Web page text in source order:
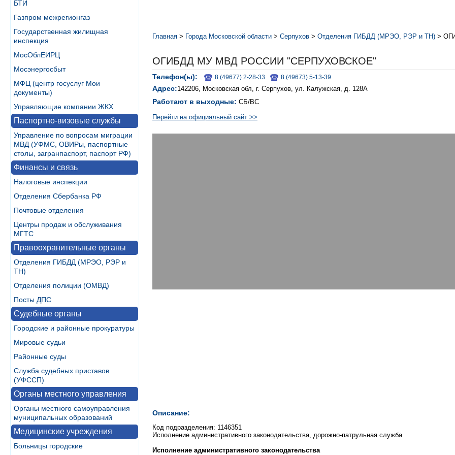
БТИ
Газпром межрегионгаз
Государственная жилищная
инспекция
МосОблЕИРЦ
Мосэнергосбыт
МФЦ (центр госуслуг Мои
документы)
Управляющие компании ЖКХ
Паспортно-визовые службы
Управление по вопросам миграции
МВД (УФМС, ОВИРы, паспортные
столы, загранпаспорт, паспорт РФ)
Финансы и связь
Налоговые инспекции
Отделения Сбербанка РФ
Почтовые отделения
Центры продаж и обслуживания
МГТС
Правоохранительные органы
Отделения ГИБДД (МРЭО, РЭР и
ТН)
Отделения полиции (ОМВД)
Посты ДПС
Судебные органы
Городские и районные прокуратуры
Мировые судьи
Районные суды
Служба судебных приставов
(УФССП)
Органы местного управления
Органы местного самоуправления
муниципальных образований
Медицинские учреждения
Больницы городские
Главная > Города Московской области > Серпухов > Отделения ГИБДД (МРЭО, РЭР и ТН) >
ОГИБДД МУ МВД РОССИИ "СЕРПУХОВСКОЕ"
Телефон(ы): 8 (49677) 2-28-33 8 (49673) 5-13-39
Адрес:142206, Московская обл, г. Серпухов, ул. Калужская, д. 128А
Работают в выходные: СБ/ВС
Перейти на официальный сайт >>
Описание:
Код подразделения: 1146351
Исполнение административного законодательства, дорожно-патрульная служба
Исполнение административного законодательства